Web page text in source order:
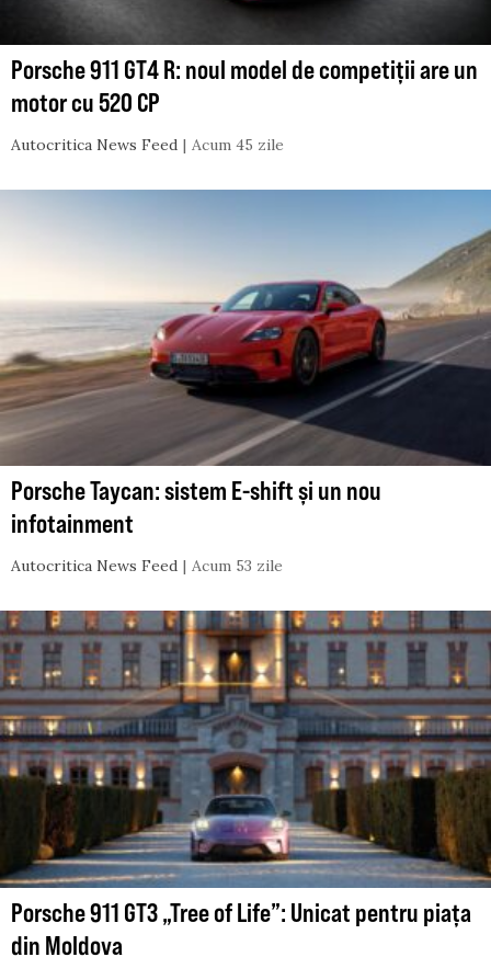
Porsche 911 GT4 R: noul model de competiții are un
motor cu 520 CP
Autocritica News Feed Acum 45 zile
Porsche Taycan: sistem E-shift și un nou
infotainment
Autocritica News Feed Acum 53 zile
Porsche 911 GT3 „Tree of Life”: Unicat pentru piața
din Moldova